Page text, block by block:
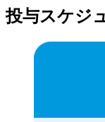
投与スケジ